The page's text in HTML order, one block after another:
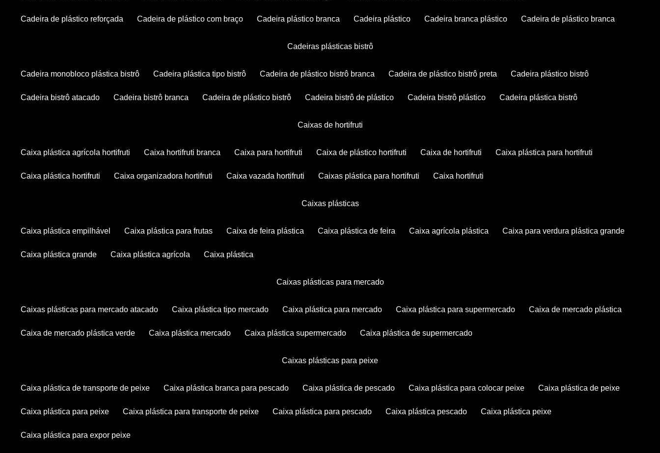
cadeira de plástico reforçada cadeira de plástico com braço cadeira plástico branca cadeira plástico cadeira branca plástico cadeira de plástico branca
cadeiras plásticas bistrô
cadeira monobloco plástica bistrô cadeira plástica tipo bistrô cadeira de plástico bistrô branca cadeira de plástico bistrô preta cadeira plástico bistrô
cadeira bistrô atacado cadeira bistrô branca cadeira de plástico bistrô cadeira bistrô de plástico cadeira bistrô plástico cadeira plástica bistrô
caixas de hortifruti
caixa plástica agrícola hortifruti caixa hortifruti branca caixa para hortifruti caixa de plástico hortifruti caixa de hortifruti caixa plástica para hortifruti
caixa plástica hortifruti caixa organizadora hortifruti caixa vazada hortifruti caixas plástica para hortifruti caixa hortifruti
caixas plásticas
caixa plástica empilhável caixa plástica para frutas caixa de feira plástica caixa plástica de feira caixa agrícola plástica caixa para verdura plástica grande
caixa plástica grande caixa plástica agrícola caixa plástica
caixas plásticas para mercado
caixas plásticas para mercado atacado caixa plástica tipo mercado caixa plástica para mercado caixa plástica para supermercado caixa de mercado plástica
caixa de mercado plástica verde caixa plástica mercado caixa plástica supermercado caixa plástica de supermercado
caixas plásticas para peixe
caixa plástica de transporte de peixe caixa plástica branca para pescado caixa plástica de pescado caixa plástica para colocar peixe caixa plástica de peixe
caixa plástica para peixe caixa plástica para transporte de peixe caixa plástica para pescado caixa plástica pescado caixa plástica peixe
caixa plástica para expor peixe